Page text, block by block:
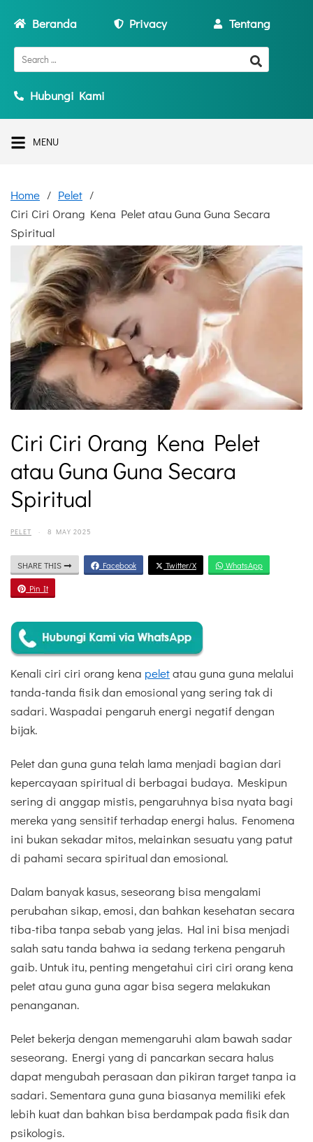
Beranda Privacy Tentang
Hubungi Kami
MENU
Home
Pelet
Ciri Ciri Orang Kena Pelet atau Guna Guna Secara
Spiritual
Ciri Ciri Orang Kena Pelet
atau Guna Guna Secara
Spiritual
PELET · 8 MAY 2025
SHARE THIS Facebook Twitter/X WhatsApp
Pin It
Kenali ciri ciri orang kena peletatau guna guna melalui
tanda-tanda fisik dan emosional yang sering tak di
sadari. Waspadai pengaruh energi negatif dengan
bijak.
Pelet dan guna guna telah lama menjadi bagian dari
kepercayaan spiritual di berbagai budaya. Meskipun
sering di anggap mistis, pengaruhnya bisa nyata bagi
mereka yang sensitif terhadap energi halus. Fenomena
ini bukan sekadar mitos, melainkan sesuatu yang patut
di pahami secara spiritual dan emosional.
Dalam banyak kasus, seseorang bisa mengalami
perubahan sikap, emosi, dan bahkan kesehatan secara
tiba-tiba tanpa sebab yang jelas. Hal ini bisa menjadi
salah satu tanda bahwa ia sedang terkena pengaruh
gaib. Untuk itu, penting mengetahui ciri ciri orang kena
pelet atau guna guna agar bisa segera melakukan
penanganan.
Pelet bekerja dengan memengaruhi alam bawah sadar
seseorang. Energi yang di pancarkan secara halus
dapat mengubah perasaan dan pikiran target tanpa ia
sadari. Sementara guna guna biasanya memiliki efek
lebih kuat dan bahkan bisa berdampak pada fisik dan
psikologis.